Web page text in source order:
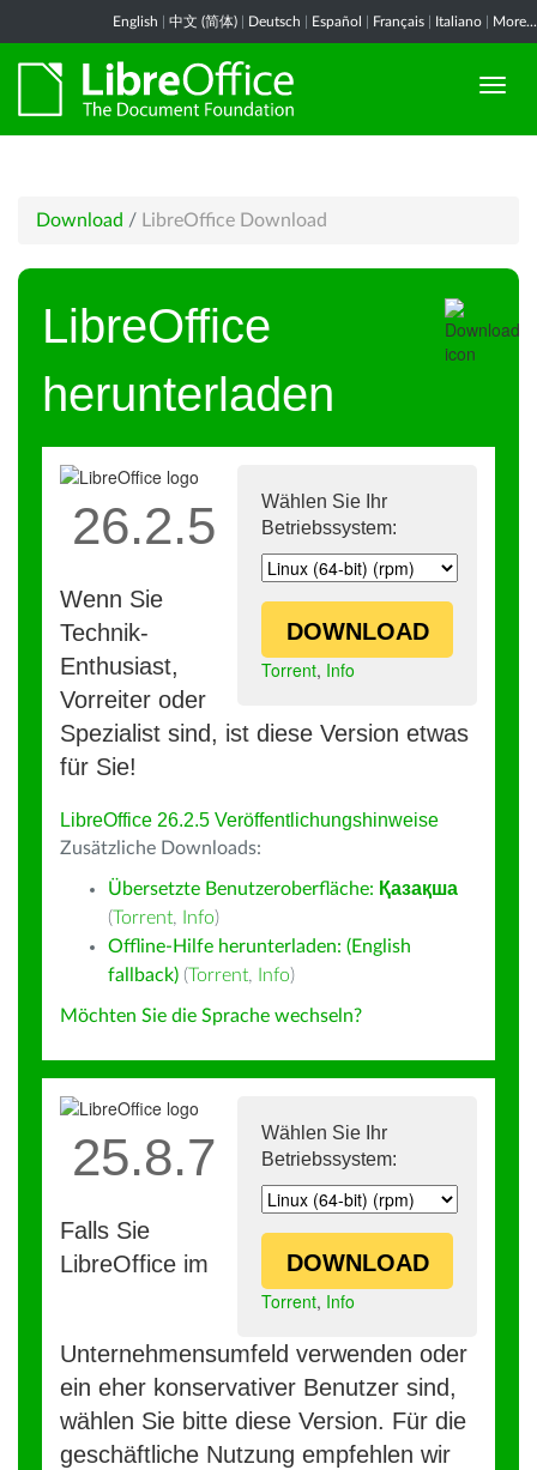
English 中文 (简体) Deutsch Español Français Italiano More...
Download / LibreOffice Download
LibreOffice
herunterladen
Wählen Sie Ihr
Betriebssystem:
DOWNLOAD
Torrent, Info
26.2.5
Wenn Sie
Technik-
Enthusiast,
Vorreiter oder
Spezialist sind, ist diese Version etwas
für Sie!
LibreOffice 26.2.5 Veröffentlichungshinweise
Zusätzliche Downloads:
Übersetzte Benutzeroberfläche: Қазақша
(Torrent, Info)
Offline-Hilfe herunterladen: (English
fallback) (Torrent, Info)
Möchten Sie die Sprache wechseln?
Wählen Sie Ihr
Betriebssystem:
DOWNLOAD
Torrent, Info
25.8.7
Falls Sie
LibreOffice im
Unternehmensumfeld verwenden oder
ein eher konservativer Benutzer sind,
wählen Sie bitte diese Version. Für die
geschäftliche Nutzung empfehlen wir